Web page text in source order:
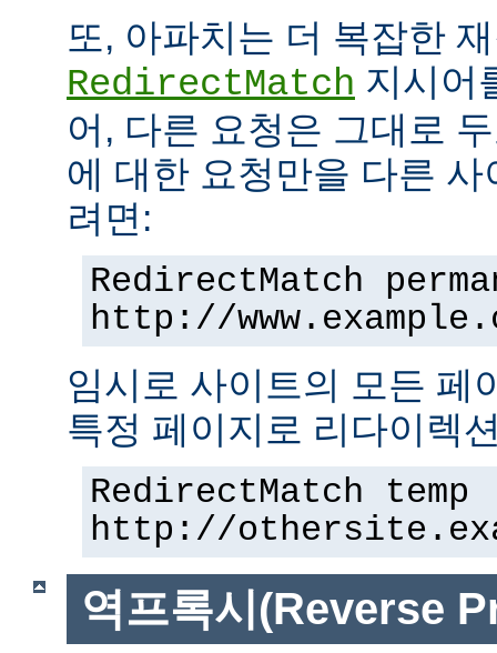
또, 아파치는 더 복잡한
RedirectMatch 지시어
어, 다른 요청은 그대로
에 대한 요청만을 다른
려면:
RedirectMatch
http://
임시로 사이트의 모든 페
특정 페이지로 리다이렉
RedirectMatch
http://
역프록시(Reverse